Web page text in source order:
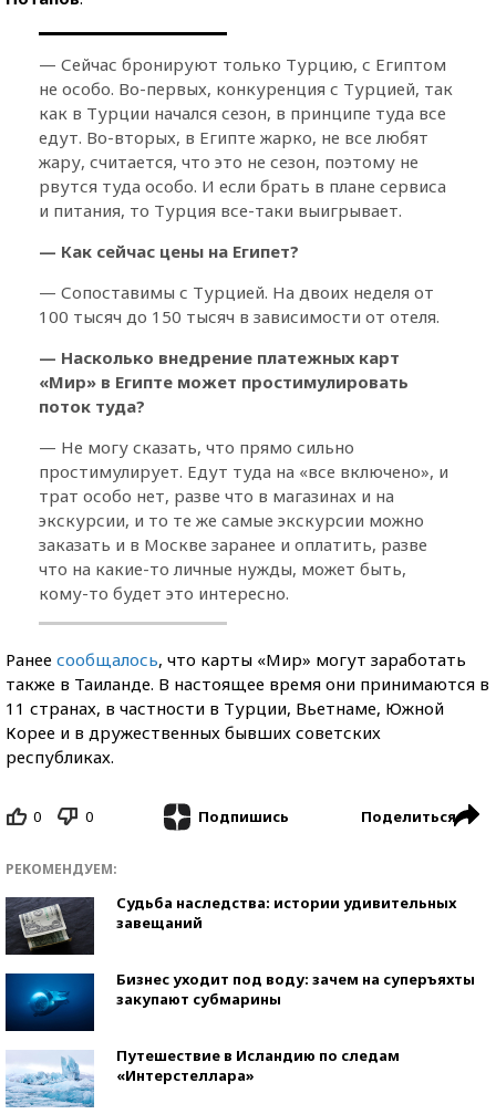
— Сейчас бронируют только Турцию, с Египтом
не особо. Во-первых, конкуренция с Турцией, так
как в Турции начался сезон, в принципе туда все
едут. Во-вторых, в Египте жарко, не все любят
жару, считается, что это не сезон, поэтому не
рвутся туда особо. И если брать в плане сервиса
и питания, то Турция все-таки выигрывает.
— Как сейчас цены на Египет?
— Сопоставимы с Турцией. На двоих неделя от
100 тысяч до 150 тысяч в зависимости от отеля.
— Насколько внедрение платежных карт
«Мир» в Египте может простимулировать
поток туда?
— Не могу сказать, что прямо сильно
простимулирует. Едут туда на «все включено», и
трат особо нет, разве что в магазинах и на
экскурсии, и то те же самые экскурсии можно
заказать и в Москве заранее и оплатить, разве
что на какие-то личные нужды, может быть,
кому-то будет это интересно.
Ранее сообщалось, что карты «Мир» могут заработать
также в Таиланде. В настоящее время они принимаются в
11 странах, в частности в Турции, Вьетнаме, Южной
Корее и в дружественных бывших советских
республиках.
0 0 Подпишись Поделиться
РЕКОМЕНДУЕМ:
Судьба наследства: истории удивительных
завещаний
Бизнес уходит под воду: зачем на суперъяхты
закупают субмарины
Путешествие в Исландию по следам
«Интерстеллара»